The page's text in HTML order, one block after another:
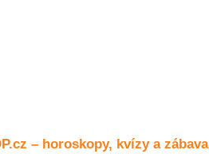
– horoskopy, kvízy a zábava